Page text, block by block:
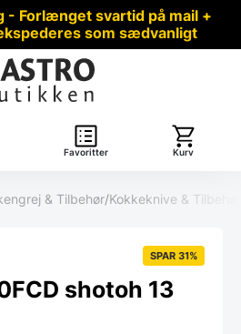
- Forlænget svartid på mail +
som sædvanligt
Favoritter Kurv
& Tilbehør/Kokkeknive & Tilbehør
SPAR 31%
shotoh 13